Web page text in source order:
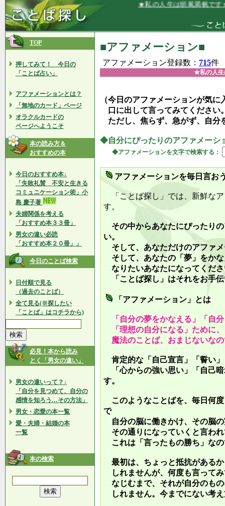
★私の人生は順風満帆です★
TOP
押してみて！ 今日の
「ことば占い」
アファメーションとは？
「無地のカード」ページ
オラクルカードの
ページへようこそ
本の読み方＆
おすすめの本
今日のおすすめ本↓
「失敗礼賛 不安と生きる
コミュニケーション術」小
島 慶子著
夫婦関係を考える
「おすすめ本３３冊」
男女の違い必読
「おすすめ本２０冊」」
今日のことば検索
日付順で見る
（過去のことば）
全て見る(※探したい
「ことば」はコチラから)
必見！本から読み
とく「男女の違い」
男女の違いって？↓
「自分を見つめて、自分の
感情を知ろう…その方法」
男女・恋愛の本一覧
愛・夫婦・結婚の本
一覧
本の検索
■アファメーション■
アファメーション登録数： 715件
★私の人生
（今日のアファメーションが気
口に出して言ってみてください
ただし、焦らず、急がず、自分
◆自分にぴったりのアファメーシ
◆アファメーションを文字で検索する：
アファメーションを毎日言お
「ことば探し」では、新鮮な
す。
その中からあなたにぴったり
い。
そして、あなただけのアファ
そして、あなたの「夢」をか
なりたいあなたになってくだ
「ことば探し」はそれをお手
「アファメーション」とは
「自分の夢をかなえる」「自
「理想の自分になる」ために
魔法のことば、おまじないな
肯定的な「自己宣言」「誓い
「心からの強い思い」「自己
す。
このようなことばを、毎日何
で
自分の脳に働きかけ、その脳
その通りになっていくと言わ
これは「言ったもの勝ち」な
最初は、ちょっと抵抗がある
しれませんが、何度も言って
なじむまで、それが自分のも
しれません。今までにない考